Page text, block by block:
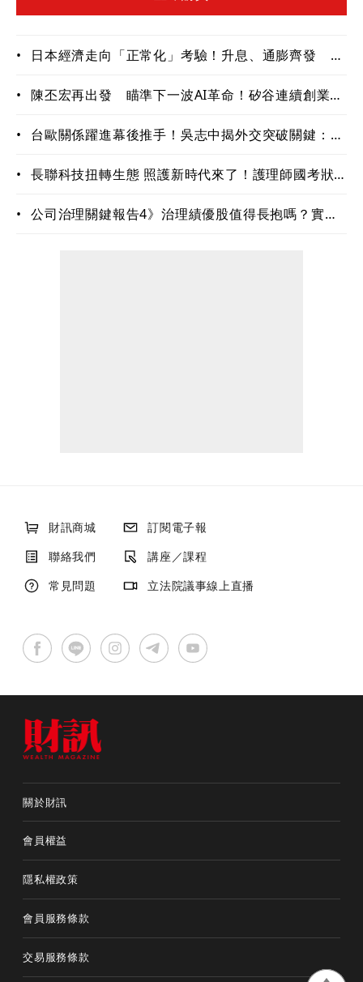
•
日本經濟走向「正常化」考驗！升息、通膨齊發 企
• 陳丕宏再出發 瞄準下一波AI革命！矽谷連續創業家
•
台歐關係躍進幕後推手！吳志中揭外交突破關鍵：
• 長聯科技扭轉生態 照護新時代來了！護理師國考狀
• 公司治理關鍵報告4》治理績優股值得長抱嗎？實績
財訊商城
訂閱電子報
聯絡我們
講座／課程
常見問題
立法院議事線上直播
關於財訊
會員權益
隱私權政策
會員服務條款
交易服務條款